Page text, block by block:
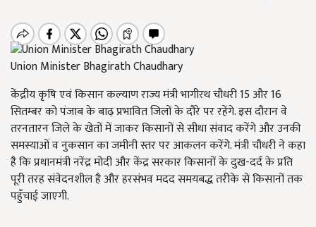
Union Minister Bhagirath Chaudhary
केंद्रीय कृषि एवं किसान कल्याण राज्य मंत्री भागीरथ चौधरी 15 और 16
सितम्बर को पंजाब के बाढ़ प्रभावित जिलों के दौरे पर रहेंगे. इस दौरान वे
तरनतारन जिले के खेतों में जाकर किसानों से सीधा संवाद करेंगे और उनकी
समस्याओं व नुकसान का जमीनी स्तर पर आकलन करेंगे. मंत्री चौधरी ने कहा
है कि प्रधानमंत्री नरेंद्र मोदी और केंद्र सरकार किसानों के दुख-दर्द के प्रति
पूरी तरह संवेदनशील है और हरसंभव मदद समयबद्ध तरीके से किसानों तक
पहुँचाई जाएगी.